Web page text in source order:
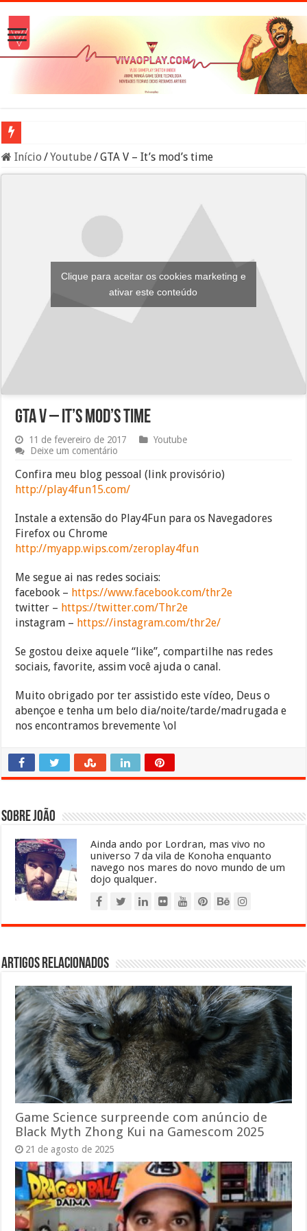
Início /Youtube /GTA V – It’s mod’s time
Clique para aceitar os cookies marketing e
ativar este conteúdo
GTA V – It’s mod’s time
11 de fevereiro de 2017
Youtube
Deixe um comentário
Confira meu blog pessoal (link provisório)
http://play4fun15.com/
Instale a extensão do Play4Fun para os Navegadores
Firefox ou Chrome
http://myapp.wips.com/zeroplay4fun
Me segue ai nas redes sociais:
facebook – https://www.facebook.com/thr2e
twitter – https://twitter.com/Thr2e
instagram – https://instagram.com/thr2e/
Se gostou deixe aquele “like”, compartilhe nas redes
sociais, favorite, assim você ajuda o canal.
Muito obrigado por ter assistido este vídeo, Deus o
abençoe e tenha um belo dia/noite/tarde/madrugada e
nos encontramos brevemente \ol
Sobre João
Ainda ando por Lordran, mas vivo no
universo 7 da vila de Konoha enquanto
navego nos mares do novo mundo de um
dojo qualquer.
Artigos relacionados
Game Science surpreende com anúncio de
Black Myth Zhong Kui na Gamescom 2025
21 de agosto de 2025